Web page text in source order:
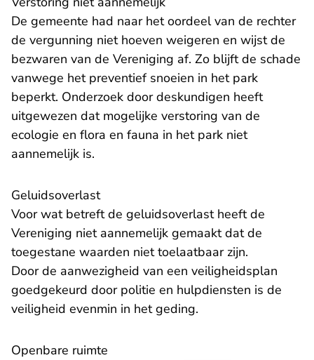
De gemeente had naar het oordeel van de rechter
de vergunning niet hoeven weigeren en wijst de
bezwaren van de Vereniging af. Zo blijft de schade
vanwege het preventief snoeien in het park
beperkt. Onderzoek door deskundigen heeft
uitgewezen dat mogelijke verstoring van de
ecologie en flora en fauna in het park niet
aannemelijk is.
Geluidsoverlast
Voor wat betreft de geluidsoverlast heeft de
Vereniging niet aannemelijk gemaakt dat de
toegestane waarden niet toelaatbaar zijn.
Door de aanwezigheid van een veiligheidsplan
goedgekeurd door politie en hulpdiensten is de
veiligheid evenmin in het geding.
Openbare ruimte